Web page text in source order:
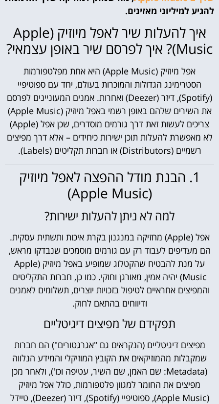
להגיע למיליוני מאזינים.
איך להעלות שיר לאפל מיוזיק (Apple
Music)? איך לפרסם שיר באופן עצמאי?
אפל מיוזיק (Apple Music) היא אחת מפלטפורמות
הסטרימינג הגדולות והמוכרות בעולם, יחד עם ספוטיפיי
(Spotify), דיזר (Deezer) ואחרות. אמנים המעוניינים לפרסם
את השירים שלהם באופן רשמי באפל מיוזיק (Apple Music)
צריכים לעשות זאת דרך גורמים מוסדרים, שכן אפל (Apple)
לא מאפשרת להעלות תוכן ישירות כיחידים – אלא דרך מפיצים
רשמיים (Distributors) או חברות תקליטים (Labels).
1. הבנת מודל ההפצה לאפל מיוזיק
(Apple Music)
למה לא ניתן להעלות ישירות?
אפל (Apple) מחזיקה במנגנון בקרת איכות ותשתית עסקית.
הם מעדיפים לעבוד רק עם גורמים מוסמכים שנבדקו מראש,
על מנת להבטיח שהקטלוג שמופיע באפל מיוזיק (Apple
Music) יהיה אמין, מאורגן וחוקי. כמו כן, חברות התקליטים
והמפיצים אחראיים לטיפול בזכויות יוצרים, תשלומים לאמנים
ודיווחים בהתאם לחוק.
תפקידם של מפיצים דיגיטליים
מפיצים דיגיטליים (הנקראים גם "אגרגטורים") הם חברות
שמקבלות מהמוזיקאים את הקובץ המוזיקלי והמידע הנלווה
(Metadata: שם האמן, שם השיר, עטיפה וכו'), ולאחר מכן
מפיצים את החומר למגוון פלטפורמות, כולל אפל מיוזיק
(Apple Music), ספוטיפיי (Spotify), דיזר (Deezer), טיידל